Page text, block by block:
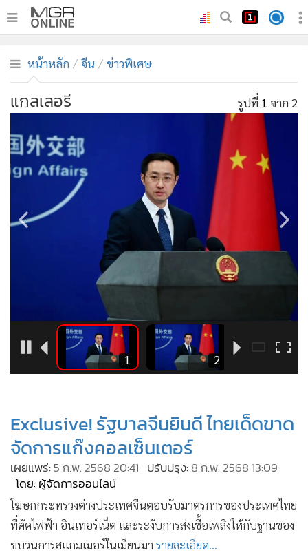
ทันเหตุการณ์
• ภาคใต้
• ภูมิภาค
• Online Section
• บันเทิง
• ผู้จัดการรายวัน
คอลัมนิสต์
• ละคร
Good health & Well-being
Green Innovation & SD
Management & HR
• MGR Live
• การเมือง
•
• กีฬา
ต่างประเทศ
• Special Scoop
• เศรษฐกิจ-ธุรกิจ
• จีน
Exclusive! รัฐบาลจีนยินดี ไทยเด็ดขาด
จัดการแก๊งคอลเซ็นเตอร์
เผยแพร่:5 ก.พ. 2568 20:41 ปรับปรุง: 8 ก.พ. 2568 13:09
โดย: ผู้จัดการออนไลน์
โฆษกกระทรวงต่างประเทศจีนตอบรับมาตรการของประเทศไทย
ที่ตัดไฟฟ้า อินเทอร์เน็ต และระงับการส่งเชื้อเพลิงให้กับฐานของ
ขบวนการสแกมเมอร์ในเมียนมา รายละเอียด...
หน้าหลัก จีน ข่าวพิเศษ
แกลเลอรี รูปที่ 1 จาก 2
1 2